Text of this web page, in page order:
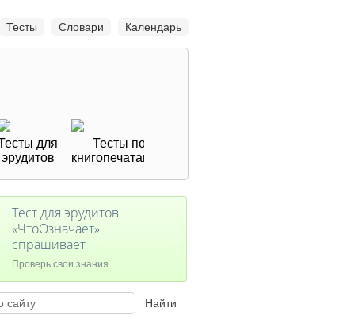
Тесты Словари Календарь
для
эрудитов
Тесты по
книгопечатанию
Тест для эрудитов
«ЧтоОзначает»
спрашивает
Проверь свои знания